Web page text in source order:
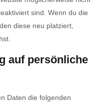
sind. Wenn du die
diese neu platziert,
auf persönliche
Daten die folgenden